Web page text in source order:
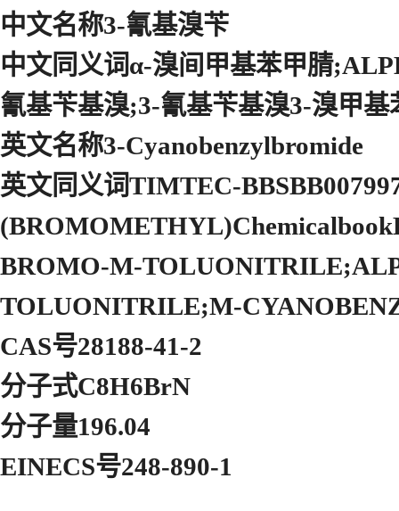
中文名称3-氰基溴苄
中文同义词α-溴间甲基苯甲腈
氰基苄基溴;3-氰基苄基溴3-溴甲
英文名称3-Cyanobenzylbromide
英文同义词TIMTEC-
BROMO-M-
TOLUONITRILE;M-
CAS号28188-41-2
分子式C8H6BrN
分子量196.04
EINECS号248-890-1